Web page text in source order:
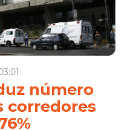
número
corredores